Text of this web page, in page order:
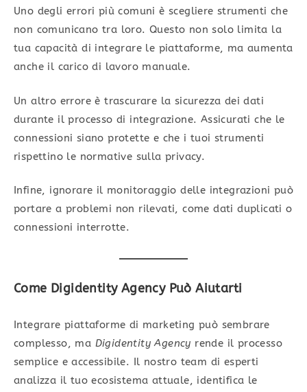
Uno degli errori più comuni è scegliere strumenti che
non comunicano tra loro. Questo non solo limita la
tua capacità di integrare le piattaforme, ma aumenta
anche il carico di lavoro manuale.
Un altro errore è trascurare la sicurezza dei dati
durante il processo di integrazione. Assicurati che le
connessioni siano protette e che i tuoi strumenti
rispettino le normative sulla privacy.
Infine, ignorare il monitoraggio delle integrazioni può
portare a problemi non rilevati, come dati duplicati o
connessioni interrotte.
Come Digidentity Agency Può Aiutarti
Integrare piattaforme di marketing può sembrare
complesso, ma Digidentity Agency rende il processo
semplice e accessibile. Il nostro team di esperti
analizza il tuo ecosistema attuale, identifica le